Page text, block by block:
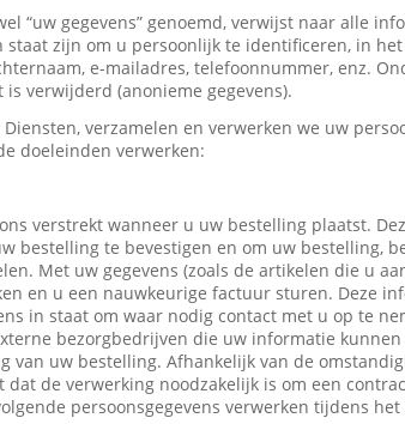
“uw gegevens” genoemd, verwijst naar alle
zijn om u persoonlijk te identificeren, in
e-mailadres, telefoonnummer, enz.
verwijderd (anonieme gegevens).
verzamelen en verwerken we uw
doeleinden verwerken:
verstrekt wanneer u uw bestelling plaatst.
bestelling te bevestigen en om uw bestelling,
Met uw gegevens (zoals de artikelen die u
en u een nauwkeurige factuur sturen. Deze
in staat om waar nodig contact met u op te
bezorgbedrijven die uw informatie
van uw bestelling. Afhankelijk van de
de verwerking noodzakelijk is om een
persoonsgegevens verwerken tijdens